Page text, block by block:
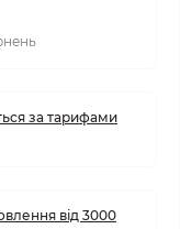
за тарифами
від 3000